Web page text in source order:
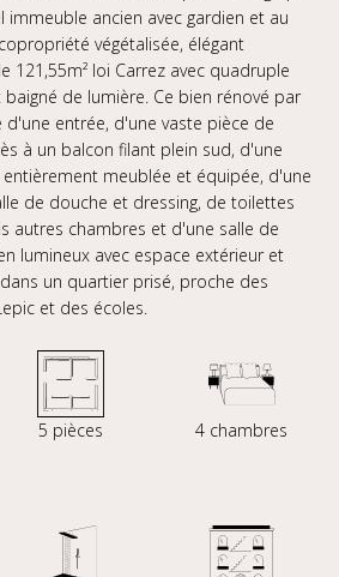
immeuble ancien avec gardien et au
végétalisée, élégant
121,55m² loi Carrez avec quadruple
de lumière. Ce bien rénové par
entrée, d'une vaste pièce de
à un balcon filant plein sud, d'une
meublée et équipée, d'une
de douche et dressing, de toilettes
autres chambres et d'une salle de
lumineux avec espace extérieur et
un quartier prisé, proche des
et des écoles.
5 pièces 4 chambres